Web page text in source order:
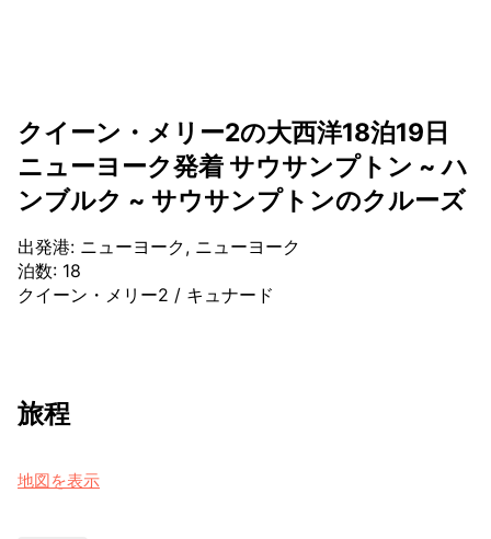
クイーン・メリー2の大西洋18泊19日
ニューヨーク発着 サウサンプトン ~ ハ
ンブルク ~ サウサンプトンのクルーズ
出発港: ニューヨーク, ニューヨーク
泊数: 18
クイーン・メリー2 / キュナード
旅程
地図を表示